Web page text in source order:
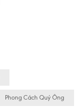
Phong Cách Quý Ông